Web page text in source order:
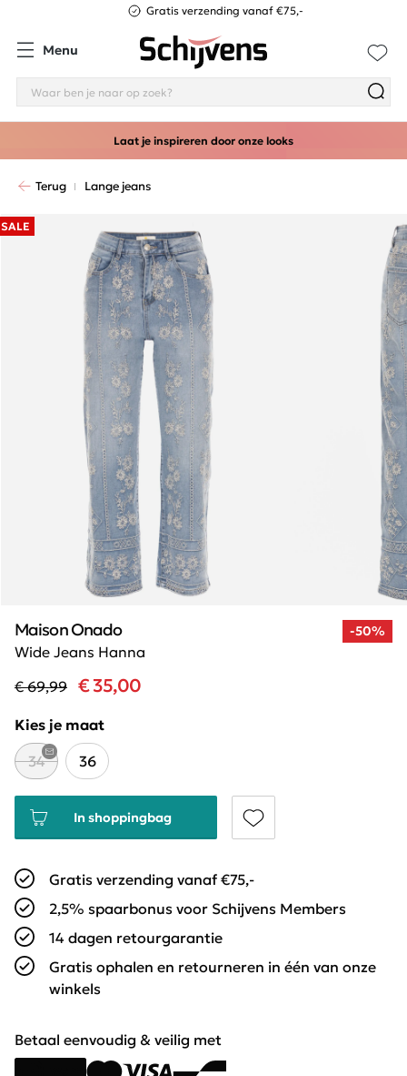
Gratis verzending vanaf €75,-
Menu
Laat je inspireren door onze looks
Terug Lange jeans
SALE
-50%
Wide Jeans Hanna
Maison Onado
€ 69,99 € 35,00
Kies je maat
34
36
In shoppingbag
Gratis verzending vanaf €75,-
2,5% spaarbonus voor Schijvens Members
14 dagen retourgarantie
Gratis ophalen en retourneren in één van onze
winkels
Betaal eenvoudig & veilig met